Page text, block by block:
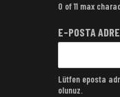
0 of 11 max
E-POSTA
Lütfen eposta
olunuz.